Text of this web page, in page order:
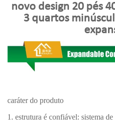
novo design 20 pés
3 quartos
caráter do produto
1. estrutura é confiável: sistema